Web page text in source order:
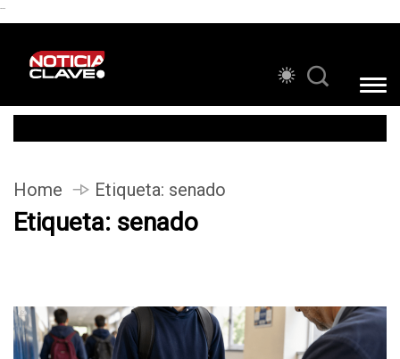
```
Home Etiqueta: senado
Etiqueta: senado